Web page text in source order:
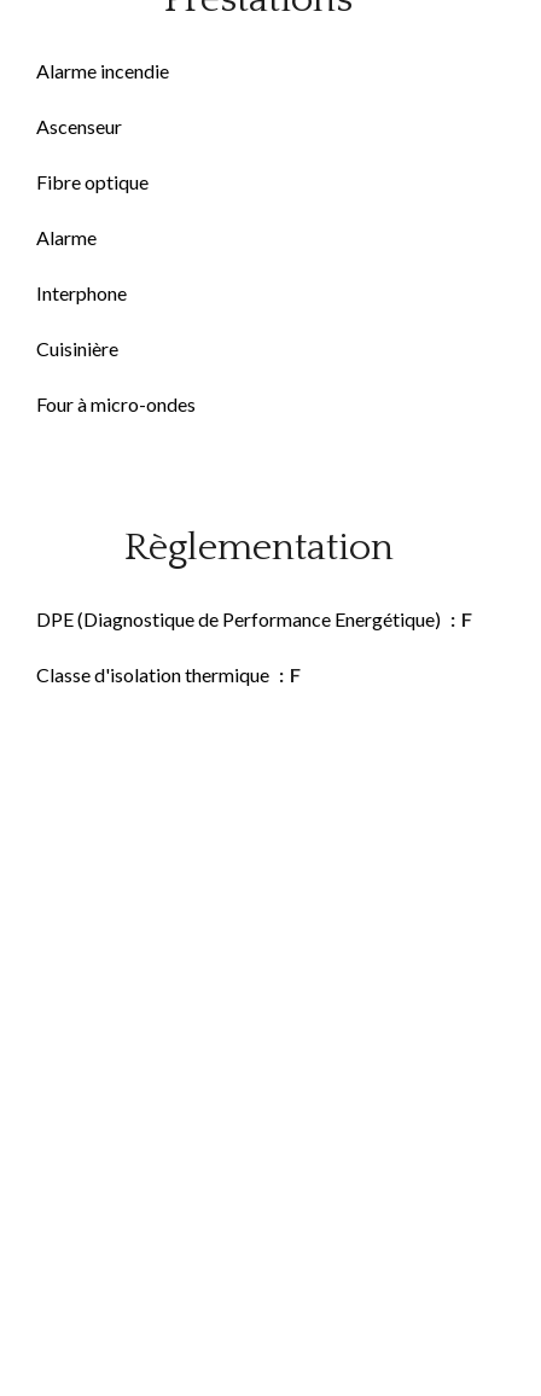
Alarme incendie
Ascenseur
Fibre optique
Alarme
Interphone
Cuisinière
Four à micro-ondes
Règlementation
DPE (Diagnostique de Performance Energétique) F
Classe d'isolation thermique F